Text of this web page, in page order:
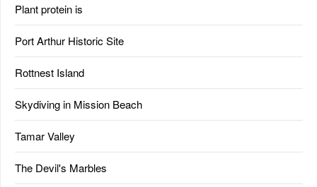
Plant protein is
Port Arthur Historic Site
Rottnest Island
Skydiving in Mission Beach
Tamar Valley
The Devil's Marbles